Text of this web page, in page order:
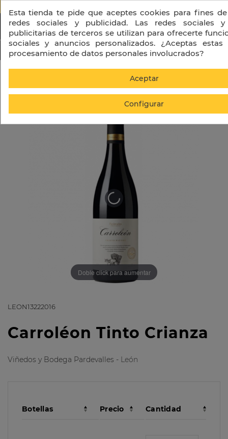
Carroléon Tinto Crianza
Doble click para aumentar
LEON13222016
Carroléon Tinto Crianza
Viñedos y Bodega Pardevalles - León
Botellas Precio Cantidad
Esta tienda te pide que aceptes cookies para fines
redes sociales y publicidad. Las redes sociales
publicitarias de terceros se utilizan para ofrecerte
sociales y anuncios personalizados. ¿Aceptas
procesamiento de datos personales involucrados?
Aceptar
Configurar